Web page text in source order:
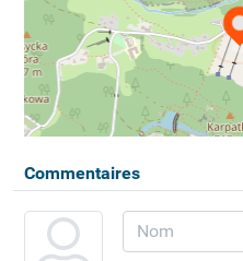
Commentaires